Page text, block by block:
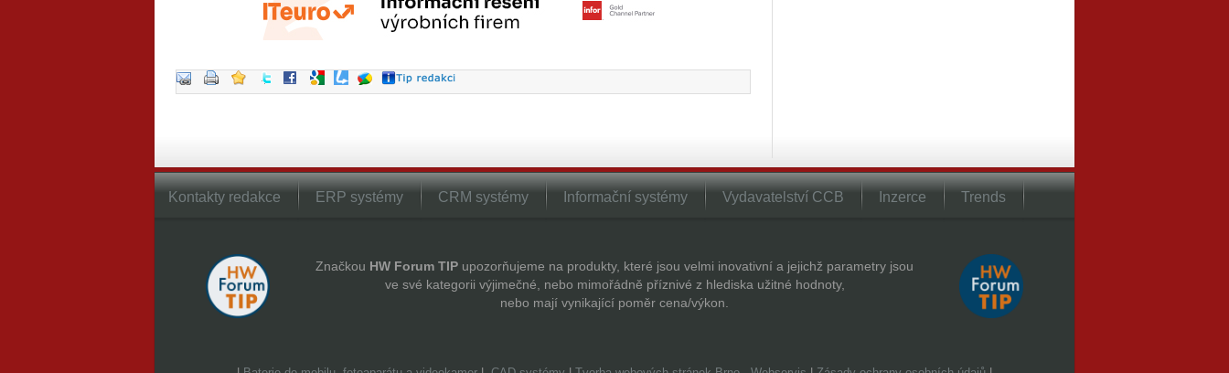
Kontakty redakce ERP systémy CRM systémy Informační systémy Vydavatelství CCB Inzerce Trends
Značkou HW Forum TIP upozorňujeme na produkty, které jsou velmi inovativní a jejichž parametry jsou
ve své kategorii výjimečné, nebo mimořádně příznivé z hlediska užitné hodnoty,
nebo mají vynikající poměr cena/výkon.